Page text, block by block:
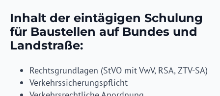
Inhalt der eintägigen Schulung
für Baustellen auf Bundes und
Landstraße:
Rechtsgrundlagen (StVO mit VwV, RSA, ZTV-SA)
Verkehrssicherungspflicht